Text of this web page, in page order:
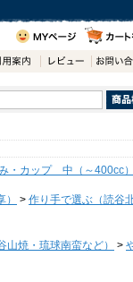
・カップ 中（～400cc）
> 作り手で選ぶ（読谷
焼・琉球南蛮など） >